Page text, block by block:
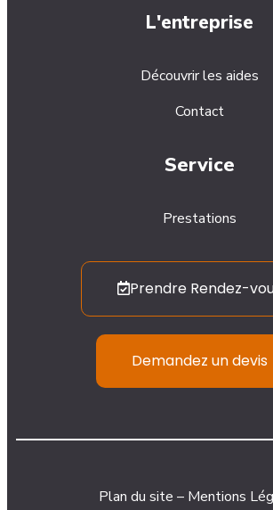
L'entreprise
Découvrir les aides
Contact
Service
Prestations
Prendre Rendez-
Demandez un devis
Plan du site – Mentions